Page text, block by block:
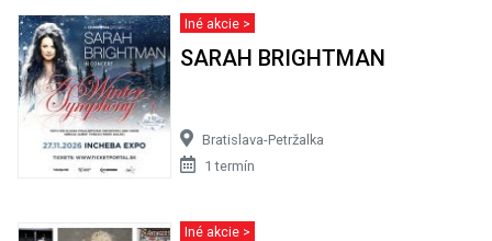
Iné akcie >
SARAH BRIGHTMAN
Bratislava-Petržalka
1 termín
Iné akcie >